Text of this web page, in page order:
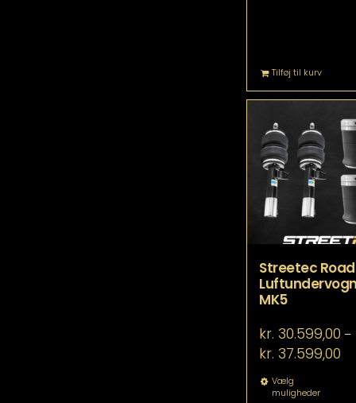
Tilføj til kurv
Streetec Road
MK5
kr. 30.599,00 –
kr. 37.599,00
Vælg
muligheder